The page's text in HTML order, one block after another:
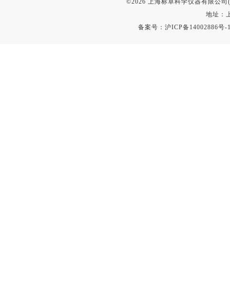
©2026 上海标卓科学仪器有限公
地址：
备案号：沪ICP备14002886号-